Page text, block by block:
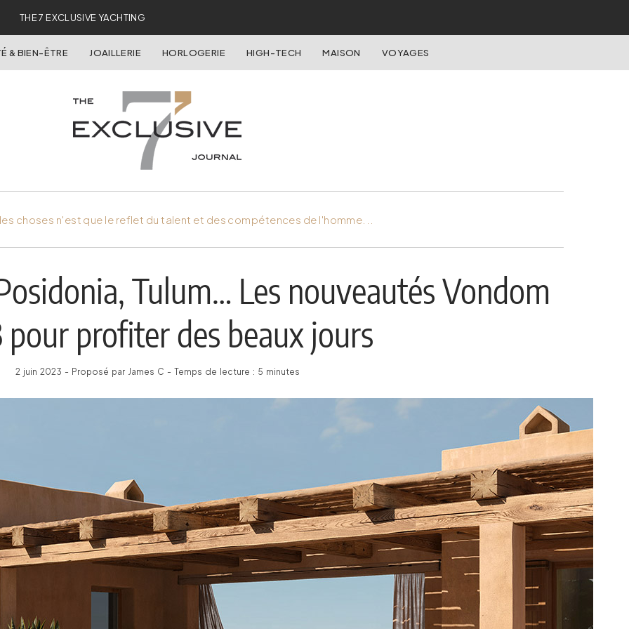
THE 7 EXCLUSIVE YACHTING
& BIEN-ÊTRE JOAILLERIE HORLOGERIE HIGH-TECH MAISON VOYAGES
choses n'est que le reflet du talent et des compétences de l'homme...
Tulum… Les nouveautés Vondom
pour profiter des beaux jours
2 juin 2023 - Proposé par James C - Temps de lecture : 5 minutes